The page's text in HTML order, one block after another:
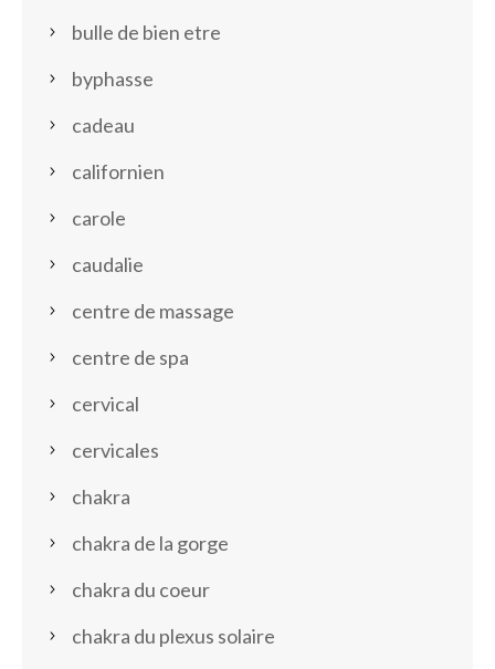
bulle de bien etre
byphasse
cadeau
californien
carole
caudalie
centre de massage
centre de spa
cervical
cervicales
chakra
chakra de la gorge
chakra du coeur
chakra du plexus solaire